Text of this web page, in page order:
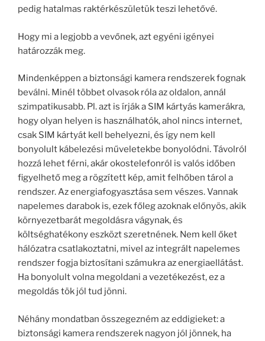
pedig hatalmas raktérkészületük teszi lehetővé.
Hogy mi a legjobb a vevőnek, azt egyéni igényei
határozzák meg.
Mindenképpen a biztonsági kamera rendszerek fognak
beválni. Minél többet olvasok róla az oldalon, annál
szimpatikusabb. Pl. azt is írják a SIM kártyás kamerákra,
hogy olyan helyen is használhatók, ahol nincs internet,
csak SIM kártyát kell behelyezni, és így nem kell
bonyolult kábelezési műveletekbe bonyolódni. Távolról
hozzá lehet férni, akár okostelefonról is valós időben
figyelhető meg a rögzített kép, amit felhőben tárol a
rendszer. Az energiafogyasztása sem vészes. Vannak
napelemes darabok is, ezek főleg azoknak előnyös, akik
környezetbarát megoldásra vágynak, és
költséghatékony eszközt szeretnének. Nem kell őket
hálózatra csatlakoztatni, mivel az integrált napelemes
rendszer fogja biztosítani számukra az energiaellátást.
Ha bonyolult volna megoldani a vezetékezést, ez a
megoldás tök jól tud jönni.
Néhány mondatban összegezném az eddigieket: a
biztonsági kamera rendszerek nagyon jól jönnek, ha